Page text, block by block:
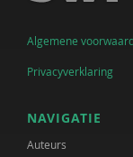
Algemene
Privacyverklaring
NAVIGATIE
Auteurs